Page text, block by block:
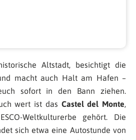
Altstadt, besichtigt die
macht auch Halt am Hafen –
sofort in den Bann ziehen.
wert ist das Castel del Monte,
Weltkulturerbe gehört. Die
sich etwa eine Autostunde von